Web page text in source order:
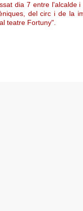
dia 7 entre l'alcalde
del circ i de la
teatre Fortuny".